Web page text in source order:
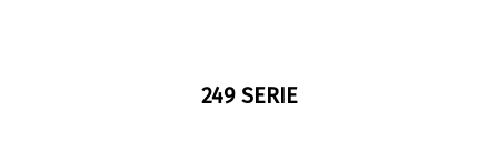
249 SERIE